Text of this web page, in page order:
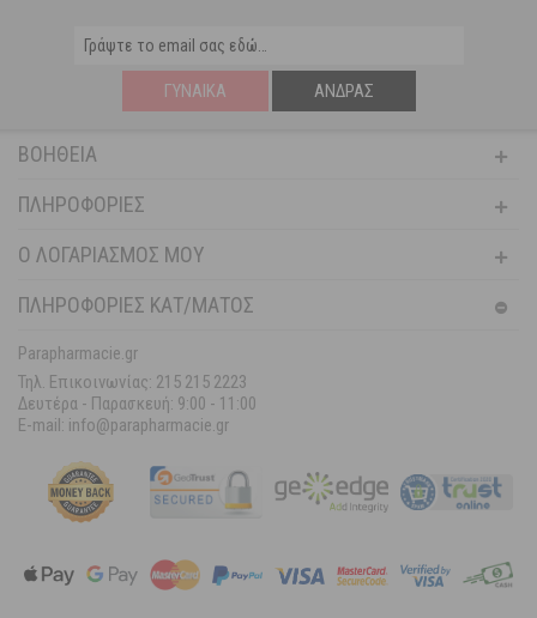
ΓΥΝΑΊΚΑ ΆΝΔΡΑΣ
ΒΟΉΘΕΙΑ
ΠΛΗΡΟΦΟΡΊΕΣ
Ο ΛΟΓΑΡΙΑΣΜΌΣ ΜΟΥ
ΠΛΗΡΟΦΟΡΙΕΣ ΚΑΤ/ΜΑΤΟΣ
Parapharmacie.gr
Τηλ. Επικοινωνίας: 215 215 2223
Δευτέρα - Παρασκευή: 9:00 - 11:00
E-mail: info@parapharmacie.gr